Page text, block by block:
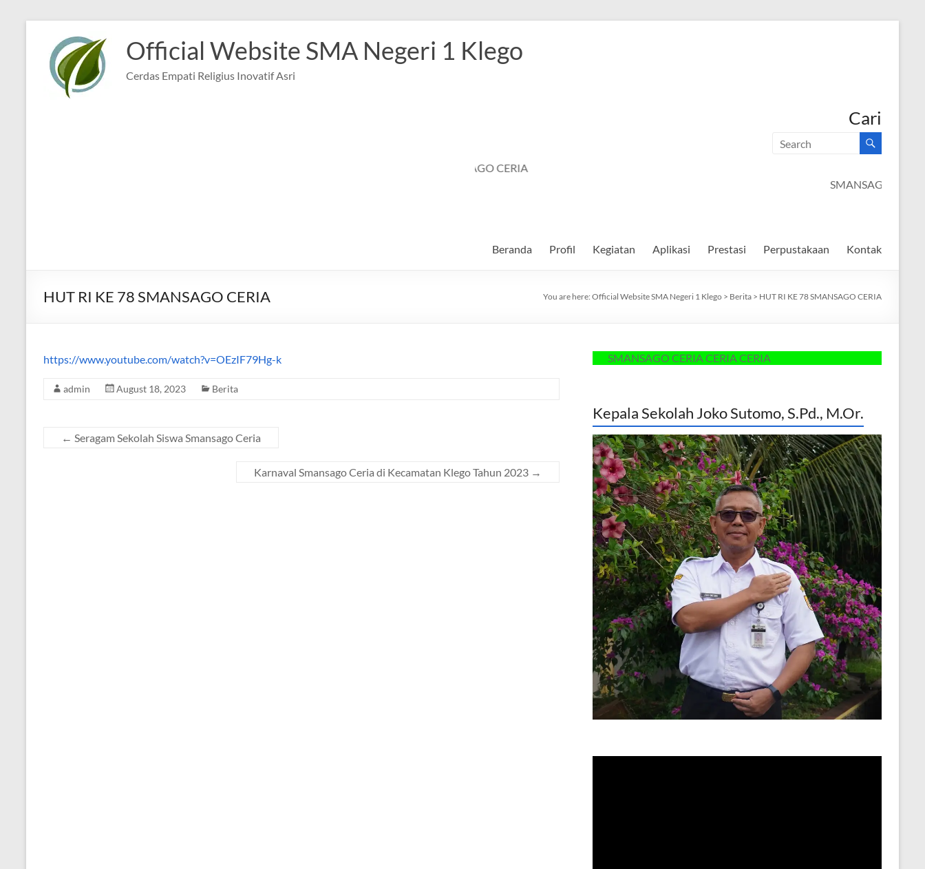
content
Official Website SMA Negeri 1 Klego
Cerdas Empati Religius Inovatif Asri
Cari
Beranda Profil Kegiatan Aplikasi Prestasi Perpustakaan Kontak
HUT RI KE 78 SMANSAGO CERIA You are here: Official Website SMA Negeri 1 Klego > Berita > HUT RI KE 78 SMANSAGO CERIA
https://www.youtube.com/watch?v=OEzIF79Hg-k
admin August 18, 2023 Berita
← Seragam Sekolah Siswa Smansago Ceria
Karnaval Smansago Ceria di Kecamatan Klego Tahun 2023 →
SMANSAGO CERIA CERIA CERIA
Kepala Sekolah Joko Sutomo, S.Pd., M.Or.